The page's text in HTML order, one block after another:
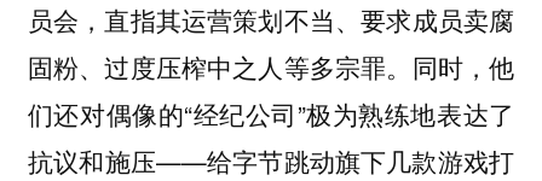
员会，直指其运营策划不当、要求成员卖腐
固粉、过度压榨中之人等多宗罪。同时，他
们还对偶像的“经纪公司”极为熟练地表达了
抗议和施压——给字节跳动旗下几款游戏打